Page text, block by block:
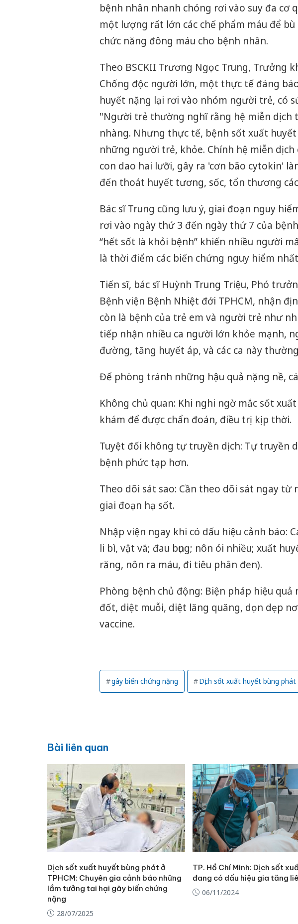
bệnh nhân nhanh chóng rơi vào suy đa cơ
một lượng rất lớn các chế phẩm máu để
chức năng đông máu cho bệnh nhân.
Theo BSCKII Trương Ngọc Trung, Trưởng
Chống độc người lớn, một thực tế đáng
huyết nặng lại rơi vào nhóm người trẻ, có
"Người trẻ thường nghĩ rằng hệ miễn dịch
nhàng. Nhưng thực tế, bệnh sốt xuất
những người trẻ, khỏe. Chính hệ miễn
con dao hai lưỡi, gây ra 'cơn bão cytokin'
đến thoát huyết tương, sốc, tổn thương
Bác sĩ Trung cũng lưu ý, giai đoạn nguy
rơi vào ngày thứ 3 đến ngày thứ 7 của
“hết sốt là khỏi bệnh” khiến nhiều người
là thời điểm các biến chứng nguy hiểm
Tiến sĩ, bác sĩ Huỳnh Trung Triệu, Phó
Bệnh viện Bệnh Nhiệt đới TPHCM, nhận
còn là bệnh của trẻ em và người trẻ như
tiếp nhận nhiều ca người lớn khỏe mạnh,
đường, tăng huyết áp, và các ca này
Để phòng tránh những hậu quả nặng nề,
Không chủ quan: Khi nghi ngờ mắc sốt
khám để được chẩn đoán, điều trị kịp thời.
Tuyệt đối không tự truyền dịch: Tự truyền
bệnh phức tạp hơn.
Theo dõi sát sao: Cần theo dõi sát ngay từ
giai đoạn hạ sốt.
Nhập viện ngay khi có dấu hiệu cảnh báo:
li bì, vật vã; đau bụng; nôn ói nhiều; xuất
răng, nôn ra máu, đi tiêu phân đen).
Phòng bệnh chủ động: Biện pháp hiệu
đốt, diệt muỗi, diệt lăng quăng, dọn dẹp
vaccine.
gây biến chứng nặng Dịch sốt xuất huyết bùng phát
Bài liên quan
Dịch sốt xuất huyết bùng phát ở
TPHCM: Chuyên gia cảnh báo những
lầm tưởng tai hại gây biến chứng
nặng
28/07/2025
TP. Hồ Chí Minh: Dịch sốt
đang có dấu hiệu gia tăng
06/11/2024